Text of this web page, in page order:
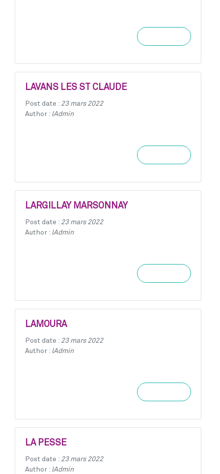
LAVANS LES ST CLAUDE
Post date : 23 mars 2022
Author : lAdmin
LARGILLAY MARSONNAY
Post date : 23 mars 2022
Author : lAdmin
LAMOURA
Post date : 23 mars 2022
Author : lAdmin
LA PESSE
Post date : 23 mars 2022
Author : lAdmin